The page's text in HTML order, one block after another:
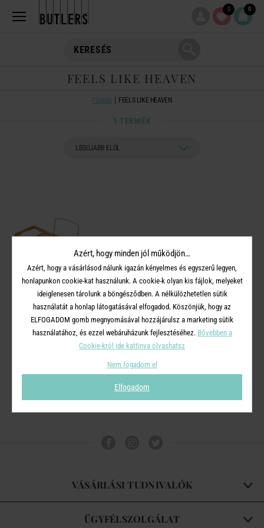
0 0
FEELS LIKE HEAVEN
Főoldal FEELS LIKE HEAVEN
1 TERMÉK
FEELS LIKE
HEAVEN
kádra helyezhető tartó
VÁSÁRLÁSI TUDNIVALÓK
ÜGYFÉLSZOLGÁLAT
Azért, hogy minden jól működjön…
Azért, hogy a vásárlásod nálunk igazán kényelmes és egyszerű legyen,
honlapunkon cookie-kat használunk. A cookie-k olyan kis fájlok, melyeket
ideiglenesen tárolunk a böngésződben. A nélkülözhetetlen sütik
használatát a honlap látogatásával elfogadod. Köszönjük, hogy az
ELFOGADOM gomb megnyomásával hozzájárulsz a marketing sütik
használatához, és ezzel webáruházunk fejlesztéséhez. Bővebben a
Cookie-król ide kattinva olvashatsz
Nem fogadom el
Elfogadom